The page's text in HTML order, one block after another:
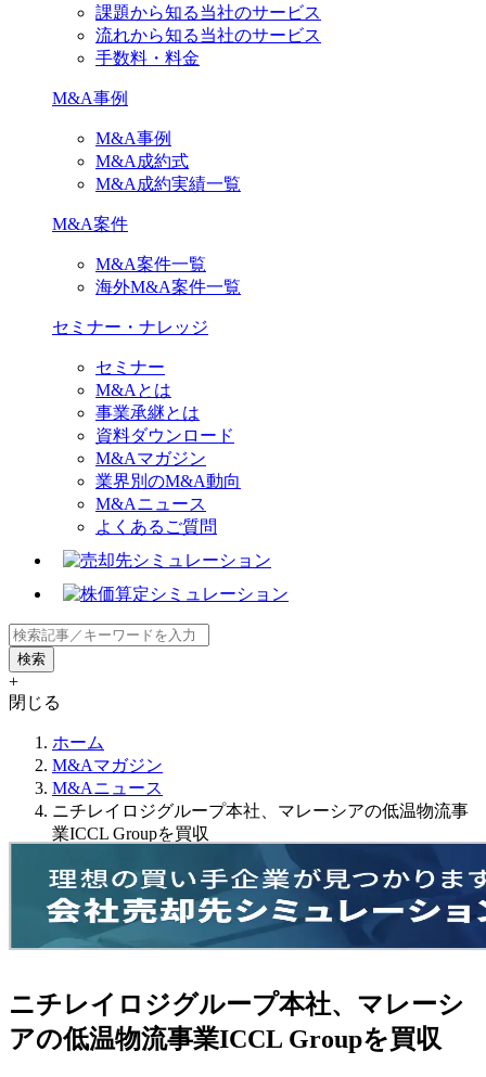
課題から知る当社のサービス
流れから知る当社のサービス
手数料・料金
M&A事例
M&A事例
M&A成約式
M&A成約実績一覧
M&A案件
M&A案件一覧
海外M&A案件一覧
セミナー・ナレッジ
セミナー
M&Aとは
事業承継とは
資料ダウンロード
M&Aマガジン
業界別のM&A動向
M&Aニュース
よくあるご質問
+
閉じる
ホーム
M&Aマガジン
M&Aニュース
ニチレイロジグループ本社、マレーシアの低温物流事
業ICCL Groupを買収
ニチレイロジグループ本社、マレーシ
アの低温物流事業ICCL Groupを買収